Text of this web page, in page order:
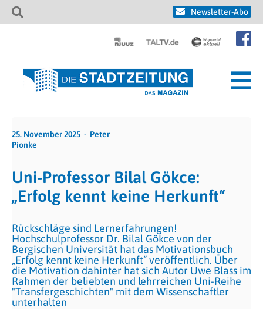
Newsletter-Abo
25. November 2025
Peter
Pionke
Uni-Professor Bilal Gökce:
„Erfolg kennt keine Herkunft“
Rückschläge sind Lernerfahrungen!
Hochschulprofessor Dr. Bilal Gökce von der
Bergischen Universität hat das Motivationsbuch
„Erfolg kennt keine Herkunft“ veröffentlich. Über
die Motivation dahinter hat sich Autor Uwe Blass im
Rahmen der beliebten und lehrreichen Uni-Reihe
"Transfergeschichten" mit dem Wissenschaftler
unterhalten